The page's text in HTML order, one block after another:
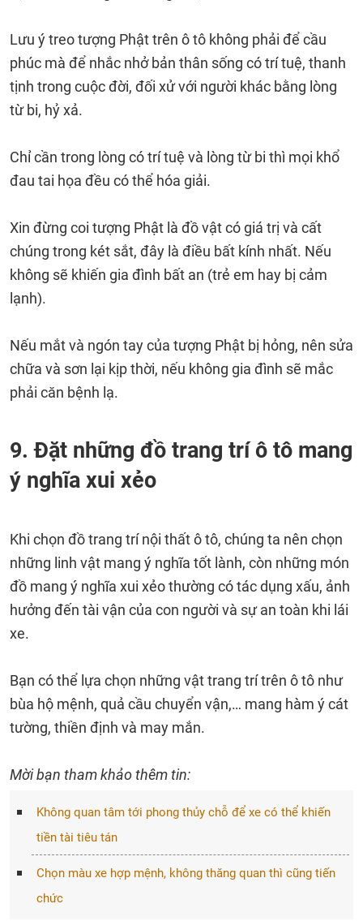
Lưu ý treo tượng Phật trên ô tô không phải để cầu
phúc mà để nhắc nhở bản thân sống có trí tuệ, thanh
tịnh trong cuộc đời, đối xử với người khác bằng lòng
từ bi, hỷ xả.
Chỉ cần trong lòng có trí tuệ và lòng từ bi thì mọi khổ
đau tai họa đều có thể hóa giải.
Xin đừng coi tượng Phật là đồ vật có giá trị và cất
chúng trong két sắt, đây là điều bất kính nhất. Nếu
không sẽ khiến gia đình bất an (trẻ em hay bị cảm
lạnh).
Nếu mắt và ngón tay của tượng Phật bị hỏng, nên sửa
chữa và sơn lại kịp thời, nếu không gia đình sẽ mắc
phải căn bệnh lạ.
9. Đặt những đồ trang trí ô tô mang
ý nghĩa xui xẻo
Khi chọn đồ trang trí nội thất ô tô, chúng ta nên chọn
những linh vật mang ý nghĩa tốt lành, còn những món
đồ mang ý nghĩa xui xẻo thường có tác dụng xấu, ảnh
hưởng đến tài vận của con người và sự an toàn khi lái
xe.
Bạn có thể lựa chọn những vật trang trí trên ô tô như
bùa hộ mệnh, quả cầu chuyển vận,… mang hàm ý cát
tường, thiền định và may mắn.
Mời bạn tham khảo thêm tin:
Không quan tâm tới phong thủy chỗ để xe có thể khiến
tiền tài tiêu tán
Chọn màu xe hợp mệnh, không thăng quan thì cũng tiến
chức